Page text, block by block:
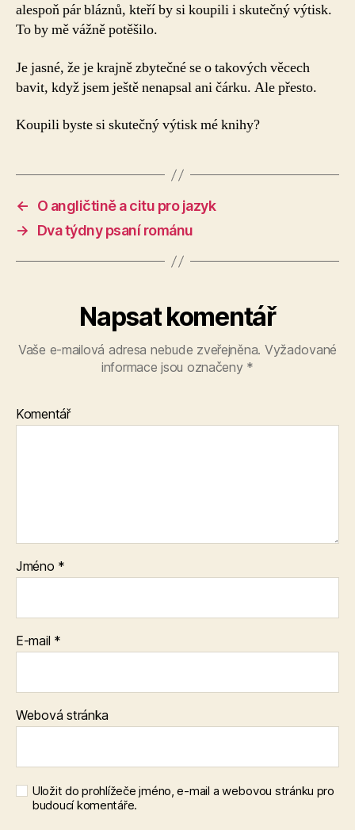
alespoň pár bláznů, kteří by si koupili i skutečný výtisk.
To by mě vážně potěšilo.
Je jasné, že je krajně zbytečné se o takových věcech
bavit, když jsem ještě nenapsal ani čárku. Ale přesto.
Koupili byste si skutečný výtisk mé knihy?
←
O angličtině a citu pro jazyk
→
Dva týdny psaní románu
Napsat komentář
Vaše e-mailová adresa nebude zveřejněna. Vyžadované
informace jsou označeny *
Komentář
Jméno *
E-mail *
Webová stránka
Uložit do prohlížeče jméno, e-mail a webovou stránku pro
budoucí komentáře.